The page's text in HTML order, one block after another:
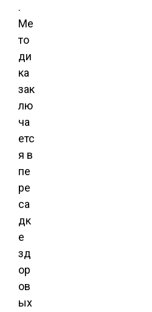
.
Ме
то
ди
ка
зак
лю
ча
етс
я в
пе
ре
са
дк
е
зд
ор
ов
ых